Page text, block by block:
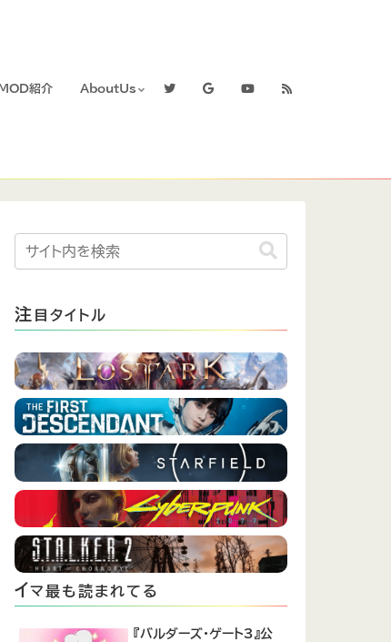
MOD紹介 AboutUs
注 目タイトル
イマ最も読まれてる
『バルダーズ・ゲート3』公